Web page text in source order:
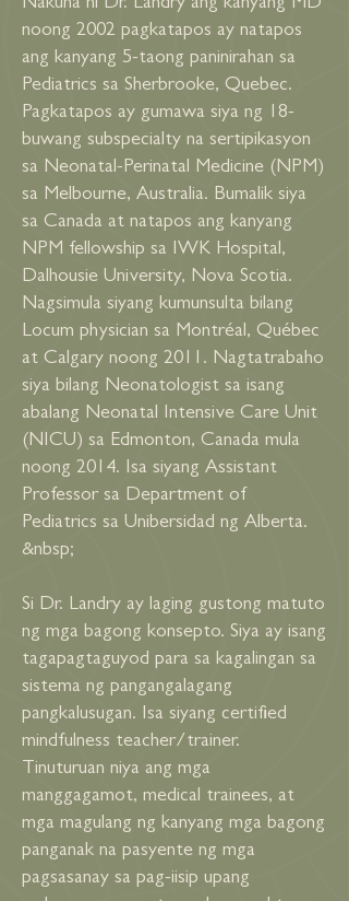
Nakuha ni Dr. Landry ang kanyang MD
noong 2002 pagkatapos ay natapos
ang kanyang 5-taong paninirahan sa
Pediatrics sa Sherbrooke, Quebec.
Pagkatapos ay gumawa siya ng 18-
buwang subspecialty na sertipikasyon
sa Neonatal-Perinatal Medicine (NPM)
sa Melbourne, Australia. Bumalik siya
sa Canada at natapos ang kanyang
NPM fellowship sa IWK Hospital,
Dalhousie University, Nova Scotia.
Nagsimula siyang kumunsulta bilang
Locum physician sa Montréal, Québec
at Calgary noong 2011. Nagtatrabaho
siya bilang Neonatologist sa isang
abalang Neonatal Intensive Care Unit
(NICU) sa Edmonton, Canada mula
noong 2014. Isa siyang Assistant
Professor sa Department of
Pediatrics sa Unibersidad ng Alberta.
&nbsp;
Si Dr. Landry ay laging gustong matuto
ng mga bagong konsepto. Siya ay isang
tagapagtaguyod para sa kagalingan sa
sistema ng pangangalagang
pangkalusugan. Isa siyang certified
mindfulness teacher/trainer.
Tinuturuan niya ang mga
manggagamot, medical trainees, at
mga magulang ng kanyang mga bagong
panganak na pasyente ng mga
pagsasanay sa pag-iisip upang